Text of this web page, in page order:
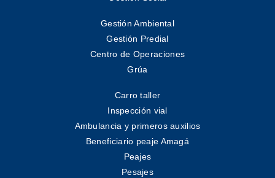
Gestión Ambiental
Gestión Predial
Centro de Operaciones
Grúa
Carro taller
Inspección vial
Ambulancia y primeros auxilios
Beneficiario peaje Amagá
Peajes
Pesajes